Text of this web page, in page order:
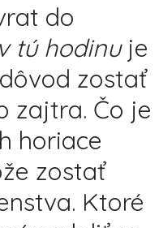
do
tú hodinuje
zostať
zajtra. Čo je
horiace
zostať
Ktoré